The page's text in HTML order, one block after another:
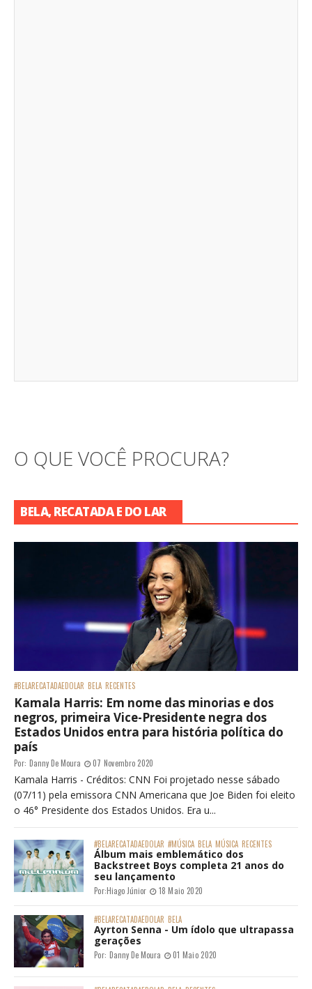
O QUE VOCÊ PROCURA?
BELA, RECATADA E DO LAR
#BELARECATADAEDOLAR BELA RECENTES
Kamala Harris: Em nome das minorias e dos
negros, primeira Vice-Presidente negra dos
Estados Unidos entra para história política do
país
Por: Danny De Moura 07 Novembro 2020
Kamala Harris - Créditos: CNN Foi projetado nesse sábado
(07/11) pela emissora CNN Americana que Joe Biden foi eleito
o 46° Presidente dos Estados Unidos. Era u...
#BELARECATADAEDOLAR #MÚSICA BELA MÚSICA RECENTES
Álbum mais emblemático dos
Backstreet Boys completa 21 anos do
seu lançamento
Por:Hiago Júnior 18 Maio 2020
#BELARECATADAEDOLAR BELA
Ayrton Senna - Um ídolo que ultrapassa
gerações
Por: Danny De Moura 01 Maio 2020